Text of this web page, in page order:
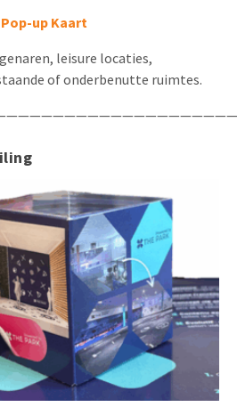
Pop-up Kaart
leisure locaties,
of onderbenutte ruimtes.